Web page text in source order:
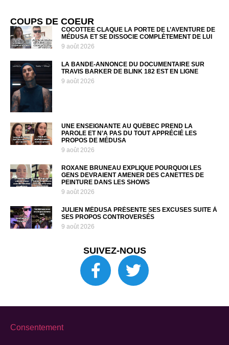
COUPS DE COEUR
COCOTTEE CLAQUE LA PORTE DE L’AVENTURE DE
MÉDUSA ET SE DISSOCIE COMPLÈTEMENT DE LUI
9 août 2026
LA BANDE-ANNONCE DU DOCUMENTAIRE SUR
TRAVIS BARKER DE BLINK 182 EST EN LIGNE
9 août 2026
UNE ENSEIGNANTE AU QUÉBEC PREND LA
PAROLE ET N’A PAS DU TOUT APPRÉCIÉ LES
PROPOS DE MÉDUSA
9 août 2026
ROXANE BRUNEAU EXPLIQUE POURQUOI LES
GENS DEVRAIENT AMENER DES CANETTES DE
PEINTURE DANS LES SHOWS
9 août 2026
JULIEN MÉDUSA PRÉSENTE SES EXCUSES SUITE À
SES PROPOS CONTROVERSÉS
9 août 2026
SUIVEZ-NOUS
Consentement